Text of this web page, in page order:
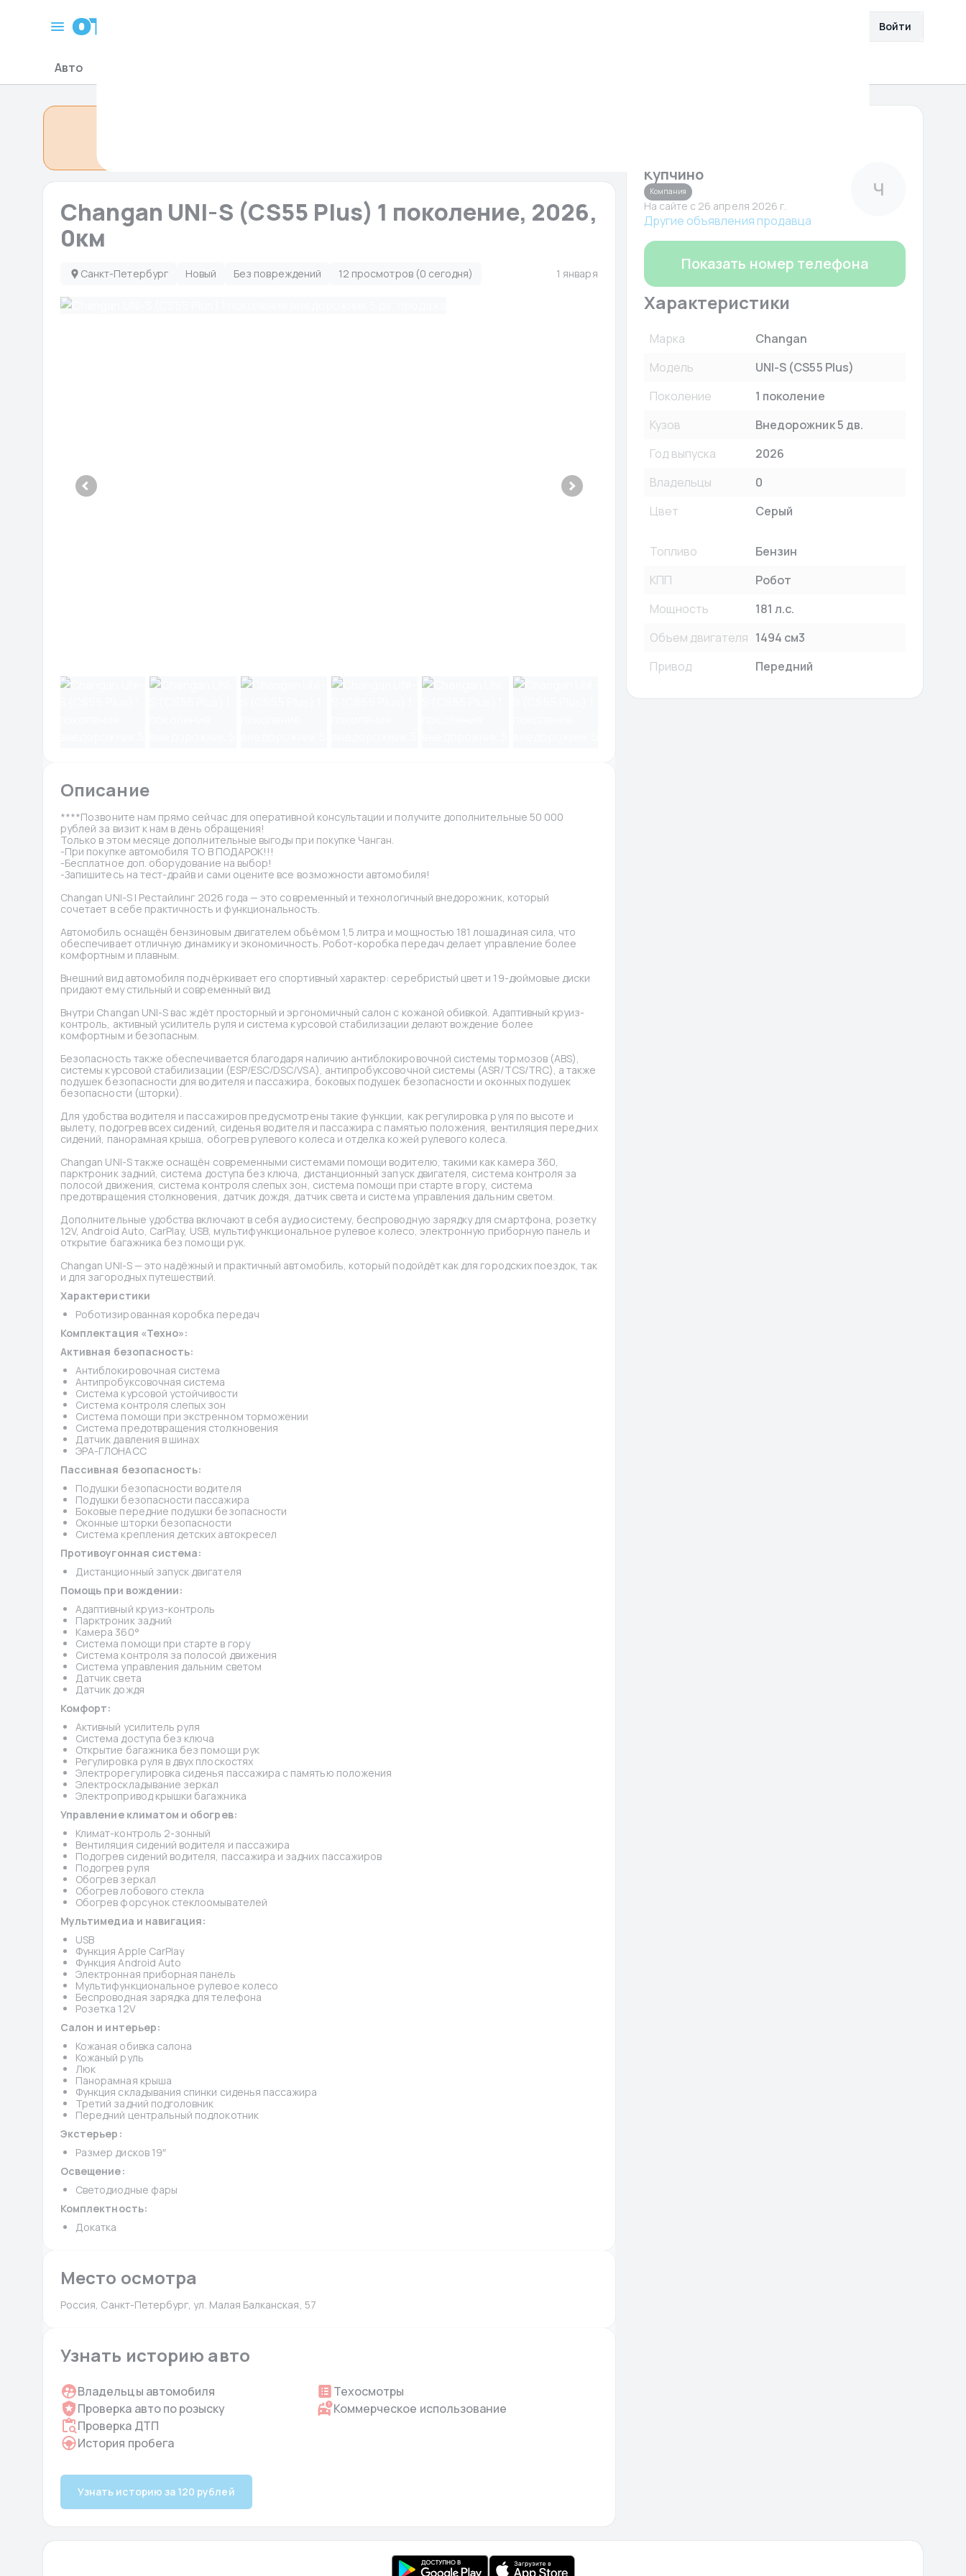
Войти
Авто
Changan UNI-S (CS55 Plus) 1 поколение, 2026,
0км
Санкт-Петербург Новый Без повреждений 12 просмотров (0 сегодня) 1 января
Описание
****Позвоните нам прямо сейчас для оперативной консультации и получите дополнительные 50 000
рублей за визит к нам в день обращения!
Только в этом месяце дополнительные выгоды при покупке Чанган.
-При покупке автомобиля ТО В ПОДАРОК!!!
-Бесплатное доп. оборудование на выбор!
-Запишитесь на тест-драйв и сами оцените все возможности автомобиля!
Changan UNI-S I Рестайлинг 2026 года — это современный и технологичный внедорожник, который
сочетает в себе практичность и функциональность.
Автомобиль оснащён бензиновым двигателем объёмом 1,5 литра и мощностью 181 лошадиная сила, что
обеспечивает отличную динамику и экономичность. Робот-коробка передач делает управление более
комфортным и плавным.
Внешний вид автомобиля подчёркивает его спортивный характер: серебристый цвет и 19-дюймовые диски
придают ему стильный и современный вид.
Внутри Changan UNI-S вас ждёт просторный и эргономичный салон с кожаной обивкой. Адаптивный круиз-
контроль, активный усилитель руля и система курсовой стабилизации делают вождение более
комфортным и безопасным.
Безопасность также обеспечивается благодаря наличию антиблокировочной системы тормозов (ABS),
системы курсовой стабилизации (ESP/ESC/DSC/VSA), антипробуксовочной системы (ASR/TCS/TRC), а также
подушек безопасности для водителя и пассажира, боковых подушек безопасности и оконных подушек
безопасности (шторки).
Для удобства водителя и пассажиров предусмотрены такие функции, как регулировка руля по высоте и
вылету, подогрев всех сидений, сиденья водителя и пассажира с памятью положения, вентиляция передних
сидений, панорамная крыша, обогрев рулевого колеса и отделка кожей рулевого колеса.
Changan UNI-S также оснащён современными системами помощи водителю, такими как камера 360,
парктроник задний, система доступа без ключа, дистанционный запуск двигателя, система контроля за
полосой движения, система контроля слепых зон, система помощи при старте в гору, система
предотвращения столкновения, датчик дождя, датчик света и система управления дальним светом.
Дополнительные удобства включают в себя аудиосистему, беспроводную зарядку для смартфона, розетку
12V, Android Auto, CarPlay, USB, мультифункциональное рулевое колесо, электронную приборную панель и
открытие багажника без помощи рук.
Changan UNI-S — это надёжный и практичный автомобиль, который подойдёт как для городских поездок, так
и для загородных путешествий.
Характеристики
Роботизированная коробка передач
Комплектация «Техно»:
Активная безопасность:
Антиблокировочная система
Антипробуксовочная система
Система курсовой устойчивости
Система контроля слепых зон
Система помощи при экстренном торможении
Система предотвращения столкновения
Датчик давления в шинах
ЭРА-ГЛОНАСС
Пассивная безопасность:
Подушки безопасности водителя
Подушки безопасности пассажира
Боковые передние подушки безопасности
Оконные шторки безопасности
Система крепления детских автокресел
Противоугонная система:
Дистанционный запуск двигателя
Помощь при вождении:
Адаптивный круиз-контроль
Парктроник задний
Камера 360°
Система помощи при старте в гору
Система контроля за полосой движения
Система управления дальним светом
Датчик света
Датчик дождя
Комфорт:
Активный усилитель руля
Система доступа без ключа
Открытие багажника без помощи рук
Регулировка руля в двух плоскостях
Электрорегулировка сиденья пассажира с памятью положения
Электроскладывание зеркал
Электропривод крышки багажника
Управление климатом и обогрев:
Климат-контроль 2-зонный
Вентиляция сидений водителя и пассажира
Подогрев сидений водителя, пассажира и задних пассажиров
Подогрев руля
Обогрев зеркал
Обогрев лобового стекла
Обогрев форсунок стеклоомывателей
Мультимедиа и навигация:
USB
Функция Apple CarPlay
Функция Android Auto
Электронная приборная панель
Мультифункциональное рулевое колесо
Беспроводная зарядка для телефона
Розетка 12V
Салон и интерьер:
Кожаная обивка салона
Кожаный руль
Люк
Панорамная крыша
Функция складывания спинки сиденья пассажира
Третий задний подголовник
Передний центральный подлокотник
Экстерьер:
Размер дисков 19″
Освещение:
Светодиодные фары
Комплектность:
Докатка
Место осмотра
Россия, Санкт-Петербург, ул. Малая Балканская, 57
Узнать историю авто
Владельцы автомобиля
Проверка авто по розыску
Проверка ДТП
История пробега
Техосмотры
Коммерческое использование
Узнать историю за 120 рублей
Купчино
Компания
На сайте c 26 апреля 2026 г.
Другие объявления продавца
Ч
Показать номер телефона
Характеристики
Марка
Changan
Модель
UNI-S (CS55 Plus)
Поколение
1 поколение
Кузов
Внедорожник 5 дв.
Год выпуска
2026
Владельцы
0
Цвет
Серый
Топливо
Бензин
КПП
Робот
Мощность
181 л.с.
Объем двигателя 1494 см3
Привод
Передний